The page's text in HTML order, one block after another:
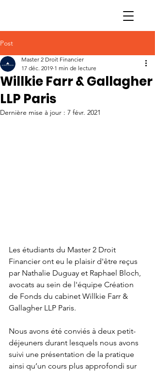
Post
Willkie Farr & Gallagher
LLP Paris
Master 2 Droit Financier
17 déc. 2019 1 min de lecture
Dernière mise à jour : 7 févr. 2021
Les étudiants du Master 2 Droit
Financier ont eu le plaisir d'être reçus
par Nathalie Duguay et Raphael Bloch,
avocats au sein de l'équipe Création
de Fonds du cabinet Willkie Farr &
Gallagher LLP Paris.
Nous avons été conviés à deux petit-
déjeuners durant lesquels nous avons
suivi une présentation de la pratique
ainsi qu’un cours plus approfondi sur